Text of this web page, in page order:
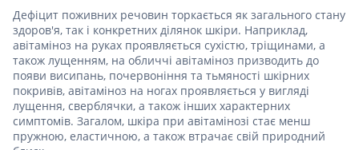
Дефіцит поживних речовин торкається як загального стану
здоров'я, так і конкретних ділянок шкіри. Наприклад,
авітаміноз на руках проявляється сухістю, тріщинами, а
також лущенням, на обличчі авітаміноз призводить до
появи висипань, почервоніння та тьмяності шкірних
покривів, авітаміноз на ногах проявляється у вигляді
лущення, сверблячки, а також інших характерних
симптомів. Загалом, шкіра при авітамінозі стає менш
пружною, еластичною, а також втрачає свій природний